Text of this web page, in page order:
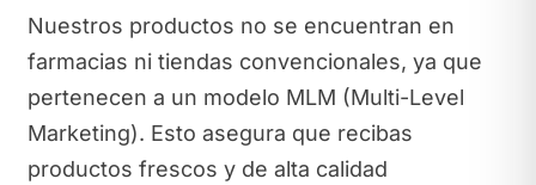
Nuestros productos no se encuentran en
farmacias ni tiendas convencionales, ya que
pertenecen a un modelo MLM (Multi-Level
Marketing). Esto asegura que recibas
productos frescos y de alta calidad